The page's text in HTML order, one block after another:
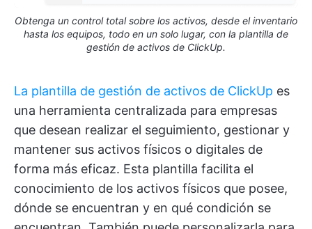
Obtenga un control total sobre los activos, desde el inventario
hasta los equipos, todo en un solo lugar, con la plantilla de
gestión de activos de ClickUp.
La plantilla de gestión de activos de ClickUp es
una herramienta centralizada para empresas
que desean realizar el seguimiento, gestionar y
mantener sus activos físicos o digitales de
forma más eficaz. Esta plantilla facilita el
conocimiento de los activos físicos que posee,
dónde se encuentran y en qué condición se